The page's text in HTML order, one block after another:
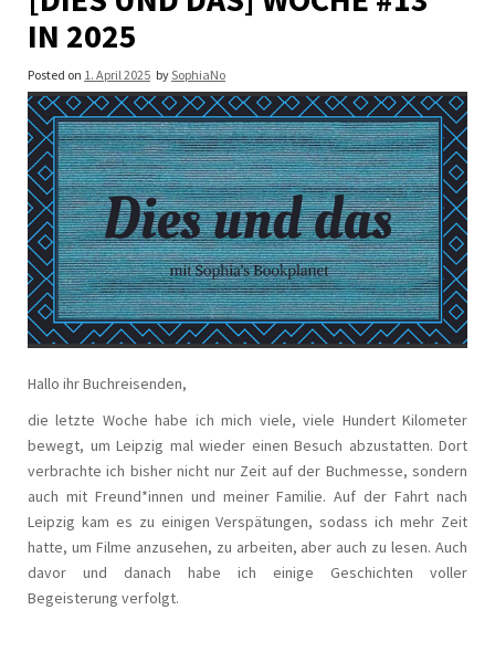
IN 2025
Posted on 1. April 2025 bySophiaNo
Hallo ihr Buchreisenden,
die letzte Woche habe ich mich viele, viele Hundert Kilometer
bewegt, um Leipzig mal wieder einen Besuch abzustatten. Dort
verbrachte ich bisher nicht nur Zeit auf der Buchmesse, sondern
auch mit Freund*innen und meiner Familie. Auf der Fahrt nach
Leipzig kam es zu einigen Verspätungen, sodass ich mehr Zeit
hatte, um Filme anzusehen, zu arbeiten, aber auch zu lesen. Auch
davor und danach habe ich einige Geschichten voller
Begeisterung verfolgt.